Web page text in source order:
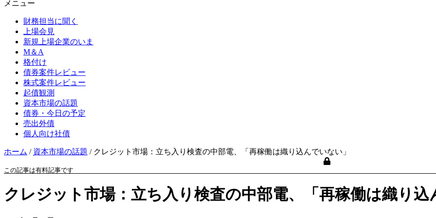
メニュー
財務担当に聞く
上場会見
新規上場企業のいま
M＆A
格付け
債券案件レビュー
株式案件レビュー
起債観測
資本市場の話題
債券・今日の予定
売出外債
個人向け社債
ホーム / 資本市場の話題 / クレジット市場：立ち入り検査の中部電、「再稼働は織り込んでいない」
この記事は有料記事です
クレジット市場：立ち入り検査の中部電、「再稼働は織り込